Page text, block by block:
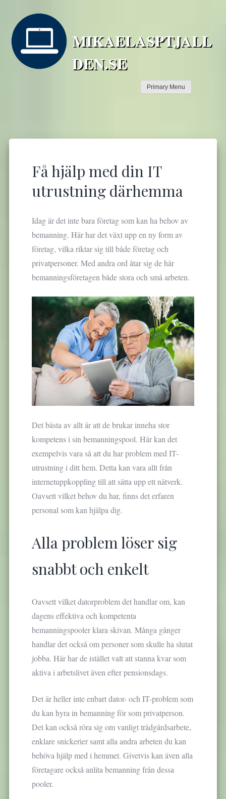
MIKAELASPTJALL
DEN.SE
Primary Menu
Få hjälp med din IT
utrustning därhemma
Idag är det inte bara företag som kan ha behov av
bemanning. Här har det växt upp en ny form av
företag, vilka riktar sig till både företag och
privatpersoner. Med andra ord åtar sig de här
bemanningsföretagen både stora och små arbeten.
Det bästa av allt är att de brukar inneha stor
kompetens i sin bemanningspool. Här kan det
exempelvis vara så att du har problem med IT-
utrustning i ditt hem. Detta kan vara allt från
internetuppkoppling till att sätta upp ett nätverk.
Oavsett vilket behov du har, finns det erfaren
personal som kan hjälpa dig.
Alla problem löser sig
snabbt och enkelt
Oavsett vilket datorproblem det handlar om, kan
dagens effektiva och kompetenta
bemanningspooler klara skivan. Många gånger
handlar det också om personer som skulle ha slutat
jobba. Här har de istället valt att stanna kvar som
aktiva i arbetslivet även efter pensionsdags.
Det är heller inte enbart dator- och IT-problem som
du kan hyra in bemanning för som privatperson.
Det kan också röra sig om vanligt trädgårdsarbete,
enklare snickerier samt alla andra arbeten du kan
behöva hjälp med i hemmet. Givetvis kan även alla
företagare också anlita bemanning från dessa
pooler.